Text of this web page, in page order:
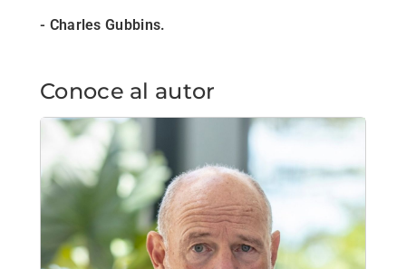
- Charles Gubbins.
Conoce al autor